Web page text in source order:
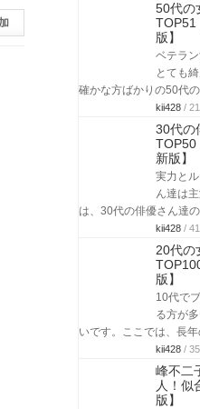
50代の
TOP51
版】
ベテラ
とても
確かな方ばかりの50代
kii428 /
30代の
TOP50
新版】
実力と
ん達は
は、30代の俳優さん達
kii428 /
20代の
版】
10代で
る方が
いです。ここでは、長
kii428 /
峰不二
人！似
版】